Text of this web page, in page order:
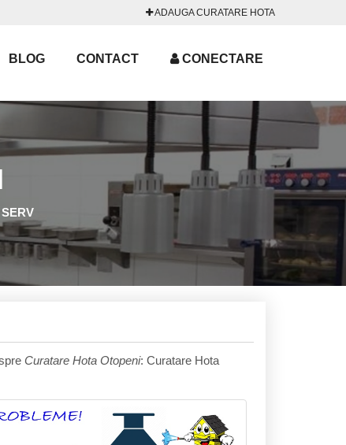
ADAUGA CURATARE HOTA
BLOG CONTACT CONECTARE
Curatare Hota Otopeni: Curatare Hota